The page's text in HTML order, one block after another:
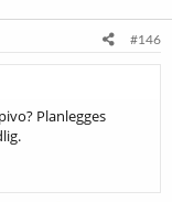
#146
Planlegges